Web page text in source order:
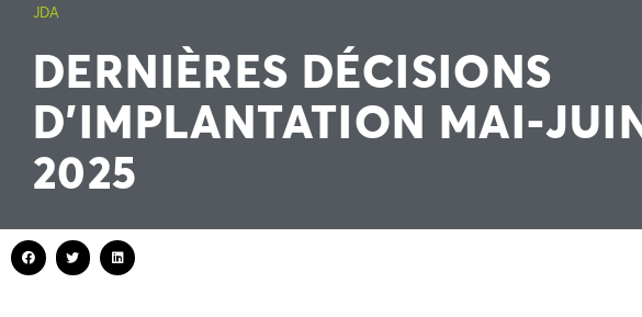
JDA
DERNIÈRES DÉCISIONS
D’IMPLANTATION MAI-
2025